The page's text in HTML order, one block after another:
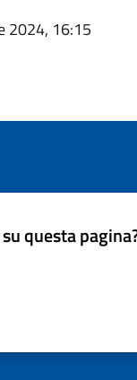
2024, 16:15
questa